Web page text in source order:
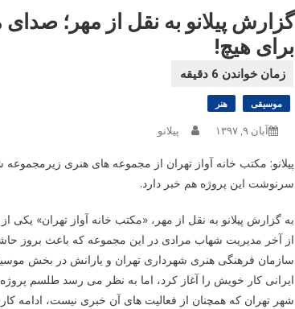
گزارش پیلانو به نقل از مهر؛
برای هیچ!
موسیقی هنر
آبان ۹, ۱۳۹۷ پیلانو
پیلانو: مکتب خانه آواز تهران از مجموعه های هنری
سرنوشت این پروژه هم خبر دارد.
به گزارش پیلانو به نقل از مهر، «مکتب خانه آواز تهران»
از آخر مدیریت شهاب مرادی در این مجموعه که باعث بروز
سازمان فرهنگی هنری شهرداری تهران و یارانش در بخش
ایرانی کار خویش را آغاز کرد، اما به نظر می رسد طلسم
شهر تهران که همچنان از فعالیت های آن خبری نیست، ادامه